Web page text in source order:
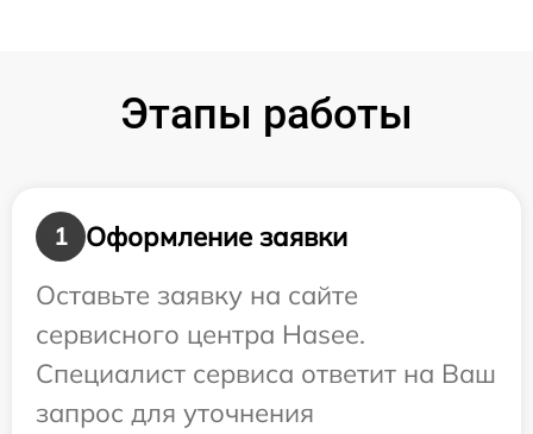
Этапы работы
1
Оформление заявки
Оставьте заявку на сайте
сервисного центра Hasee.
Специалист сервиса ответит на Ваш
запрос для уточнения